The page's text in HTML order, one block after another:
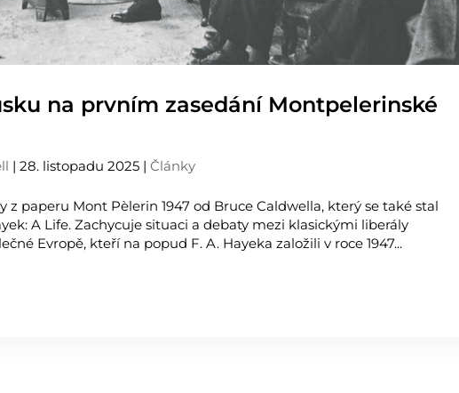
na prvním zasedání Montpelerinské
|28. listopadu 2025 |Články
z paperu Mont Pèlerin 1947 od Bruce Caldwella, který se také stal
A Life. Zachycuje situaci a debaty mezi klasickými liberály
Evropě, kteří na popud F. A. Hayeka založili v roce 1947...